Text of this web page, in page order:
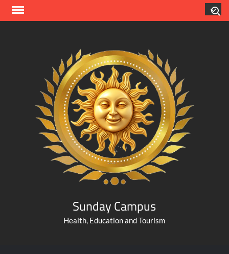
Skip
Sunday Campus
Health, Education and Tourism